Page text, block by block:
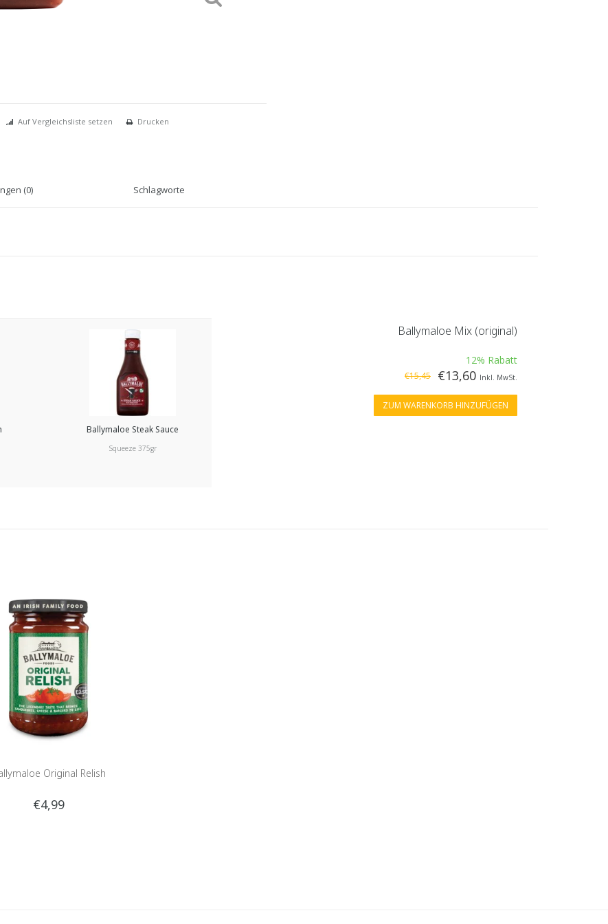
Auf Vergleichsliste setzen Drucken
(0) Schlagworte
Ballymaloe Steak Sauce
Squeeze 375gr
Ballymaloe Mix (original)
12% Rabatt
€13,60 Inkl. MwSt.
€15,45
ZUM WARENKORB HINZUFÜGEN
Original Relish
€4,99